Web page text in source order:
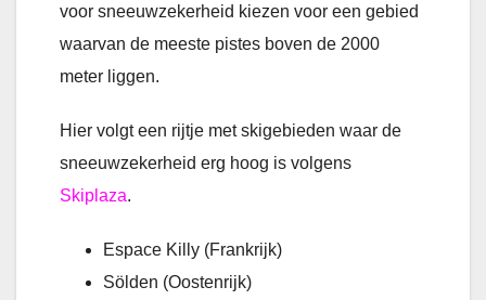
voor sneeuwzekerheid kiezen voor een gebied
waarvan de meeste pistes boven de 2000
meter liggen.
Hier volgt een rijtje met skigebieden waar de
sneeuwzekerheid erg hoog is volgens
Skiplaza.
Espace Killy (Frankrijk)
Sölden (Oostenrijk)